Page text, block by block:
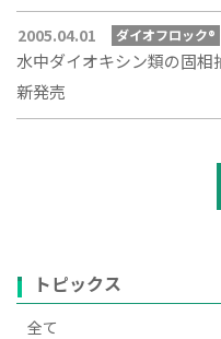
2005.04.01 ダイオフロック®
水中ダイオキシン類の固相
新発売
トピックス
全て